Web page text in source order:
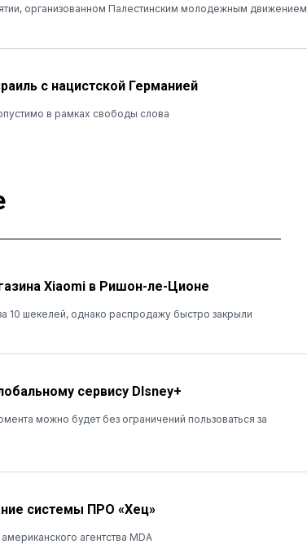
организованном Палестинским молодежным движением
с нацистской Германией
в рамках свободы слова
Xiaomi в Ришон-ле-Ционе
10 шекелей, однако распродажу быстро закрыли
сервису DIsney+
можно будет без ограничений пользоваться за
системы ПРО «Хец»
агентства MDA